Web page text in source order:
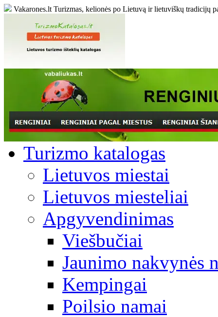
Vakarones.lt Turizmas, kelionės po Lietuvą ir lietuviškų tradicijų
Turizmo katalogas
Lietuvos miestai
Lietuvos miesteliai
Apgyvendinimas
Viešbučiai
Jaunimo nakvynės
Kempingai
Poilsio namai